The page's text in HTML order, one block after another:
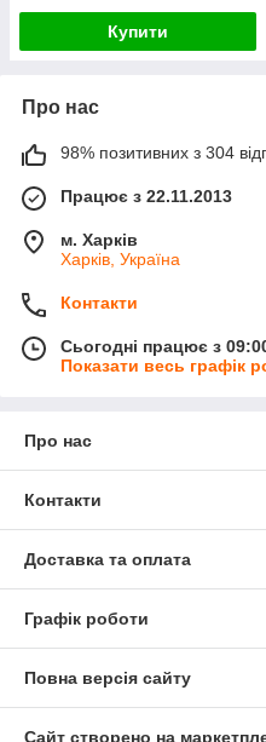
Купити
Про нас
98% позитивних з 304
Працює з 22.11.2013
м. Харків
Харків, Україна
Контакти
Сьогодні працює з
Показати весь графік
Про нас
Контакти
Доставка та оплата
Графік роботи
Повна версія сайту
Сайт створено на